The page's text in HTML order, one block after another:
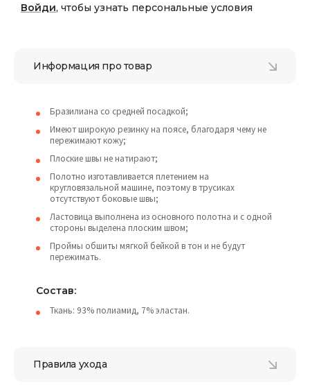
Войди, чтобы узнать персональные условия
Информация про товар
Бразилиана со средней посадкой;
Имеют широкую резинку на поясе, благодаря чему не
пережимают кожу;
Плоские швы не натирают;
Полотно изготавливается плетением на
кругловязальной машине, поэтому в трусиках
отсутствуют боковые швы;
Ластовица выполнена из основного полотна и с одной
стороны выделена плоским швом;
Проймы обшиты мягкой бейкой в тон и не будут
пережимать.
Состав:
Ткань: 93% полиамид, 7% эластан.
Правила ухода